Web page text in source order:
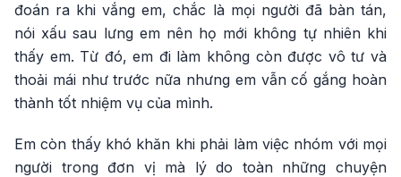
đoán ra khi vắng em, chắc là mọi người đã bàn tán,
nói xấu sau lưng em nên họ mới không tự nhiên khi
thấy em. Từ đó, em đi làm không còn được vô tư và
thoải mái như trước nữa nhưng em vẫn cố gắng hoàn
thành tốt nhiệm vụ của mình.
Em còn thấy khó khăn khi phải làm việc nhóm với mọi
người trong đơn vị mà lý do toàn những chuyện